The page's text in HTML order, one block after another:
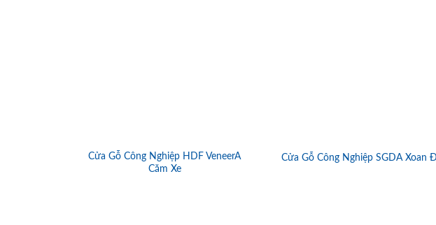
Cửa Gỗ Công Nghiệp HDF VeneerA
Căm Xe
Cửa Gỗ Công Nghiệp SGDA Xoan